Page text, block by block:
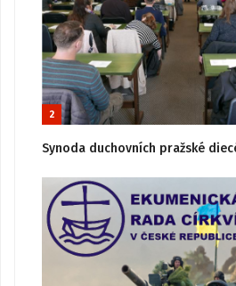
2
Synoda duchovních pražské